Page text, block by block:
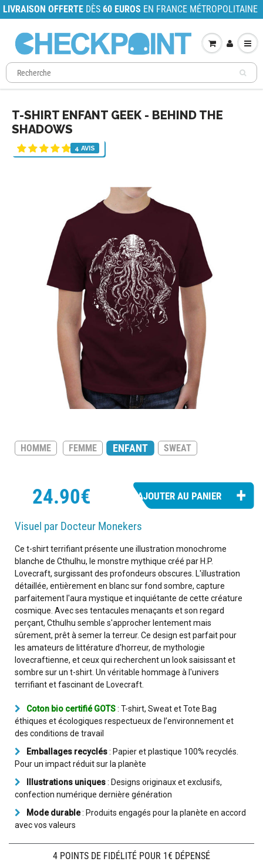
LIVRAISON OFFERTE DÈS 60 EUROS EN FRANCE MÉTROPOLITAINE
T-SHIRT ENFANT GEEK - BEHIND THE
SHADOWS
4 AVIS
HOMME FEMME ENFANT SWEAT
24.90€
Visuel par Docteur Monekers
Ce t-shirt terrifiant présente une illustration monochrome
blanche de Cthulhu, le monstre mythique créé par H.P.
Lovecraft, surgissant des profondeurs obscures. L'illustration
détaillée, entièrement en blanc sur fond sombre, capture
parfaitement l'aura mystique et inquiétante de cette créature
cosmique. Avec ses tentacules menaçants et son regard
perçant, Cthulhu semble s'approcher lentement mais
sûrement, prêt à semer la terreur. Ce design est parfait pour
les amateurs de littérature d'horreur, de mythologie
lovecraftienne, et ceux qui recherchent un look saisissant et
sombre sur un t-shirt. Un véritable hommage à l'univers
terrifiant et fascinant de Lovecraft.
Coton bio certifié GOTS: T-shirt, Sweat et Tote Bag
éthiques et écologiques respectueux de l’environnement et
des conditions de travail
Emballages recyclés: Papier et plastique 100% recyclés.
Pour un impact réduit sur la planète
Illustrations uniques: Designs originaux et exclusifs,
confection numérique dernière génération
Mode durable: Produits engagés pour la planète en accord
avec vos valeurs
4 POINTS DE FIDÉLITÉ POUR 1€ DÉPENSÉ